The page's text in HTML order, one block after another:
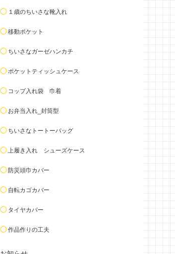
１歳のちいさな靴入れ
移動ポケット
ちいさなガーゼハンカチ
ポケットティッシュケース
コップ入れ袋 巾着
お弁当入れ_封筒型
ちいさなトートーバッグ
上履き入れ シューズケース
防災頭巾カバー
自転カゴカバー
タイヤカバー
作品作りの工夫